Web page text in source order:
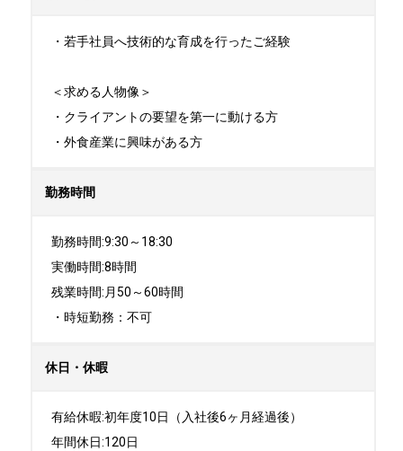
・若手社員へ技術的な育成を行ったご経験
＜求める人物像＞
・クライアントの要望を第一に動ける方
・外食産業に興味がある方
勤務時間
勤務時間:9:30～18:30
実働時間:8時間
残業時間:月50～60時間
・時短勤務：不可
休日・休暇
有給休暇:初年度10日（入社後6ヶ月経過後）
年間休日:120日